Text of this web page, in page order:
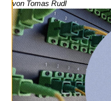
von Tomas Rudl